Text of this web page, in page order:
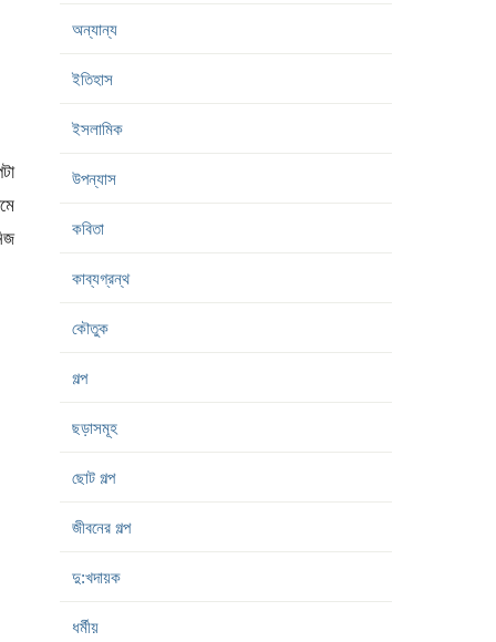
অন্যান্য
ইতিহাস
ইসলামিক
উপন্যাস
কবিতা
কাব্যগ্রন্থ
কৌতুক
গল্প
ছড়াসমূহ
ছোট গল্প
জীবনের গল্প
দু:খদায়ক
ধর্মীয়